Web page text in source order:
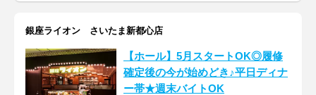
銀座ライオン さいたま新都心店
【ホール】5月スタートOK◎履修
確定後の今が始めどき♪平日ディナ
ー帯★週末バイトOK